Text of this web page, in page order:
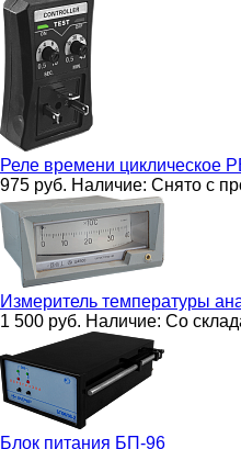
Реле времени циклическое
975 руб. Наличие: Снято с
Измеритель температуры
1 500 руб. Наличие: Со
Блок питания БП-96